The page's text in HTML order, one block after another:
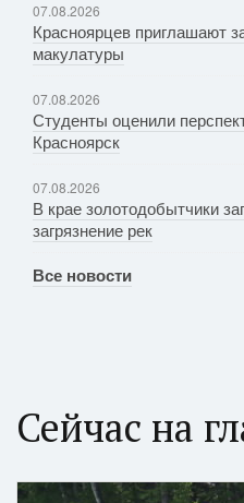
07.08.2026
Красноярцев приглашают
макулатуры
07.08.2026
Студенты оценили
Красноярск
07.08.2026
В крае золотодобытчики
загрязнение рек
Все новости
Сейчас на